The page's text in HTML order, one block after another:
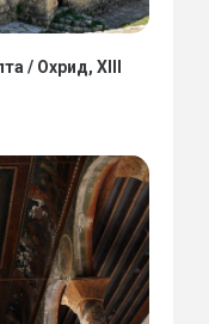
/ Охрид, XIII